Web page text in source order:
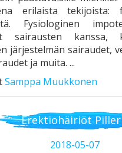
erilaista tekijoista:
Fysiologinen
sairausten kanssa,
järjestelmän sairaudet,
ja muita. ...
Samppa Muukkonen
Erektiohäiriöt
2018-05-07